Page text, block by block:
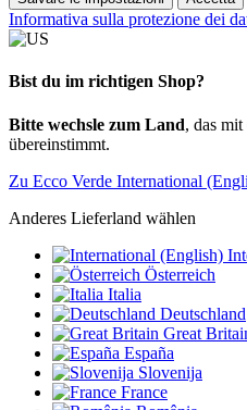
Informativa sulla protezione dei
Bist du im richtigen Shop?
Bitte wechsle zum Land, das
übereinstimmt.
Zu Ecco Verde International
Anderes Lieferland wählen
Österreich
Italia
Deutschland
Great
España
Slovenija
France